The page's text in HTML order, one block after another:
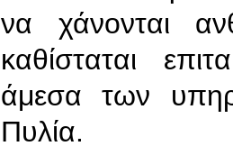
να χάνονται
καθίσταται
άμεσα των
Πυλία.